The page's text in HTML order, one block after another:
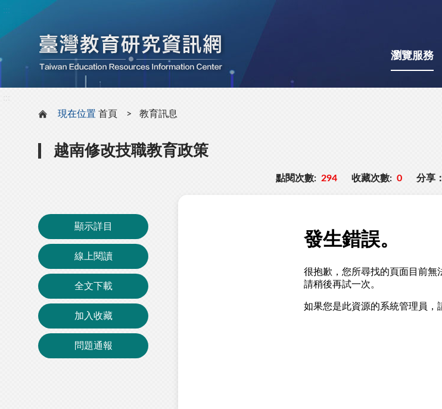
瀏覽服務
現在位置 首頁 教育訊息
越南修改技職教育政策
點閱次數: 294 收藏次數: 0 分享：
顯示詳目
線上閱讀
全文下載
加入收藏
問題通報